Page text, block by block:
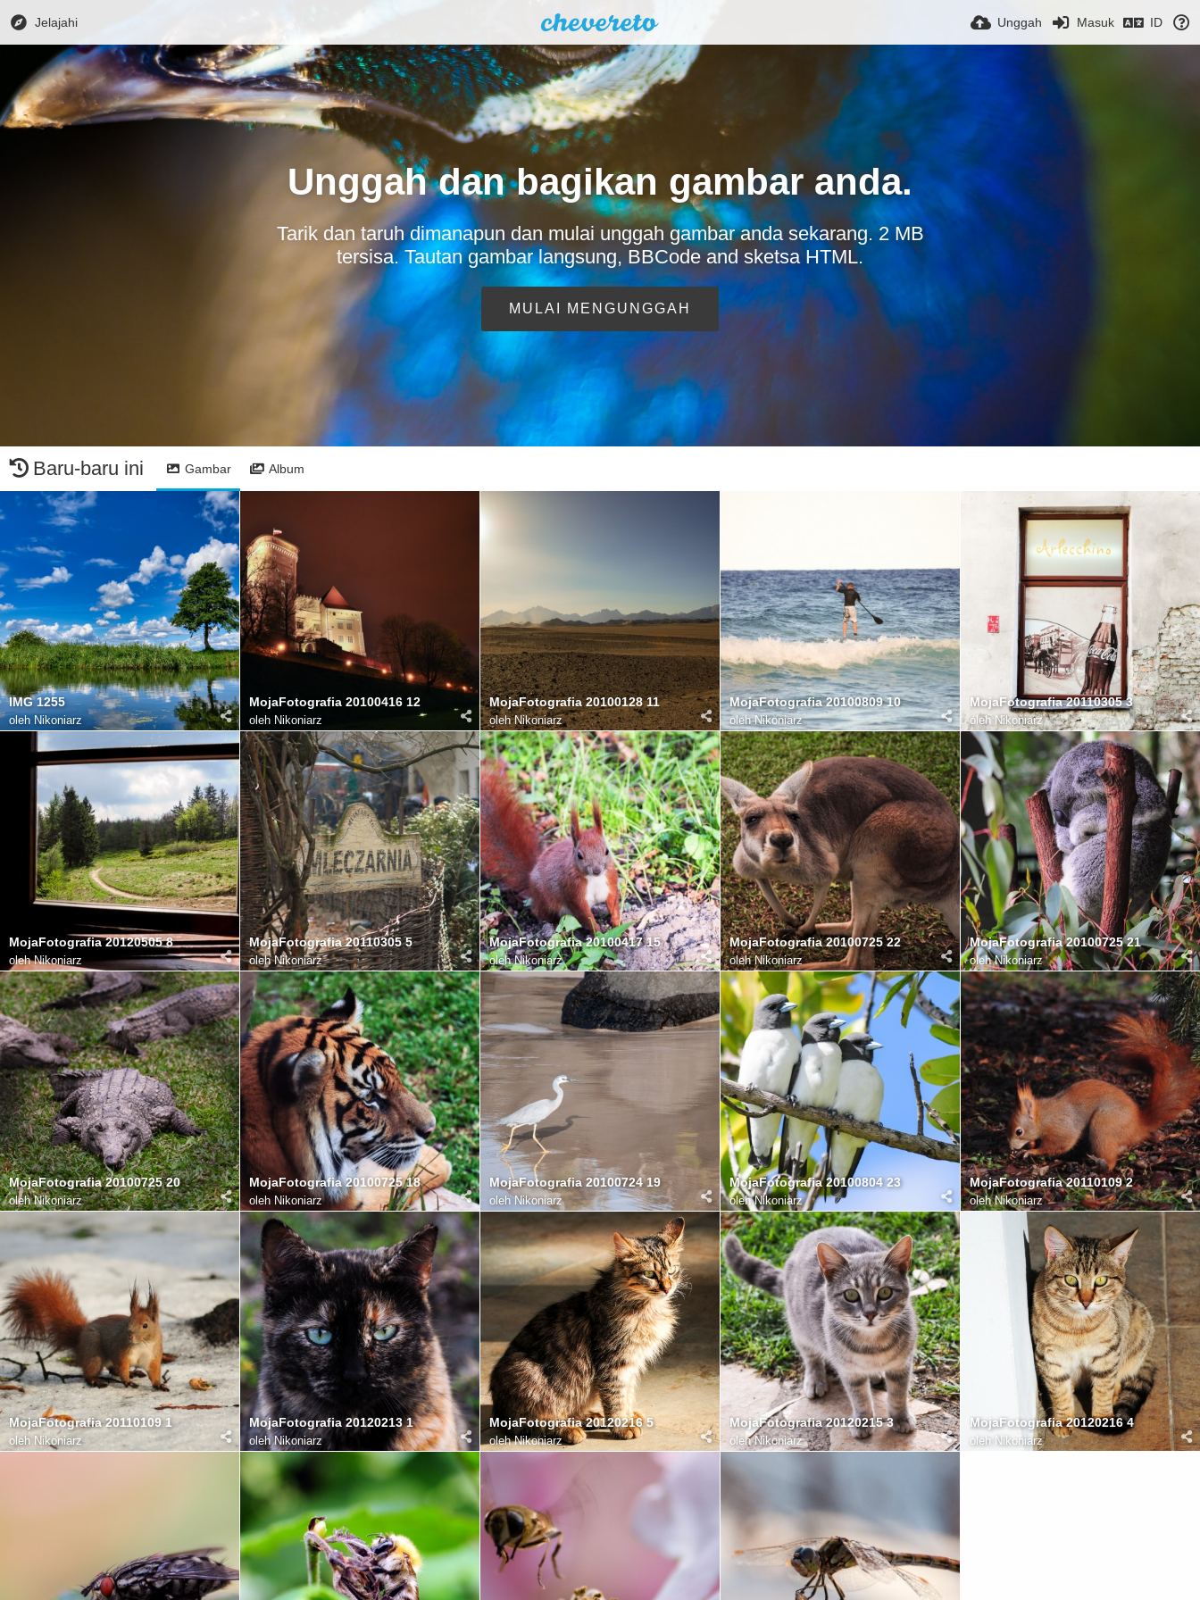
Jelajahi Unggah Masuk ID
Unggah dan bagikan gambar anda.
Tarik dan taruh dimanapun dan mulai unggah gambar anda sekarang. 2 MB
tersisa. Tautan gambar langsung, BBCode and sketsa HTML.
MULAI MENGUNGGAH
Baru-baru ini Gambar Album
IMG 1255
oleh Nikoniarz
MojaFotografia 20100416 12
oleh Nikoniarz
MojaFotografia 20100128 11
olehNikoniarz
MojaFotografia 20100809 10
olehNikoniarz
MojaFotografia 20110305 3
oleh Nikoniarz
MojaFotografia 20120505 8
olehNikoniarz
MojaFotografia 20110305 5
olehNikoniarz
MojaFotografia 20100417 15
olehNikoniarz
MojaFotografia 20100725 22
olehNikoniarz
MojaFotografia 20100725 21
olehNikoniarz
MojaFotografia 20100725 20
olehNikoniarz
MojaFotografia 20100725 18
oleh Nikoniarz
MojaFotografia 20100724 19
olehNikoniarz
MojaFotografia 20100804 23
olehNikoniarz
MojaFotografia 20110109 2
olehNikoniarz
MojaFotografia 20110109 1
oleh Nikoniarz
MojaFotografia 20120213 1
olehNikoniarz
MojaFotografia 20120216 5
olehNikoniarz
MojaFotografia 20120215 3
olehNikoniarz
MojaFotografia 20120216 4
oleh Nikoniarz